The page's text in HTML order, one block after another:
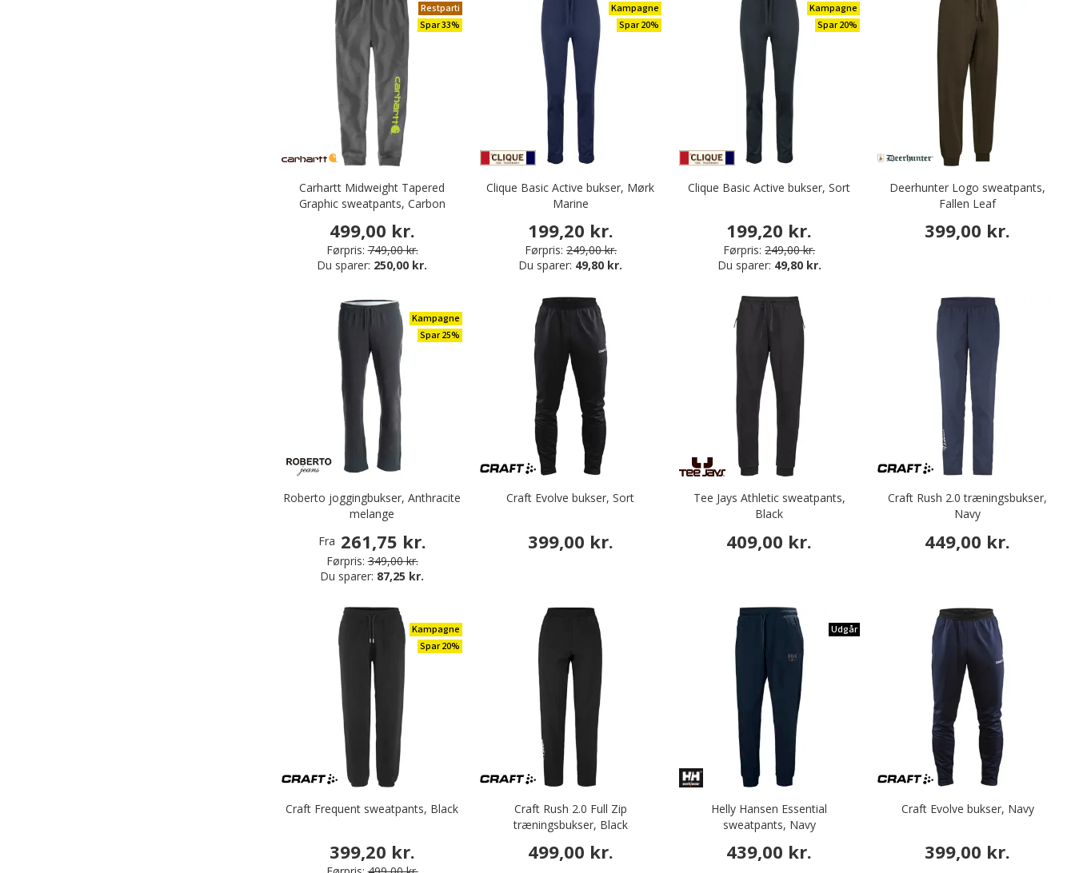
Restparti
Spar 33%
Carhartt Midweight Tapered
Graphic sweatpants, Carbon
499,00 kr.
Førpris: 749,00 kr.
Du sparer: 250,00 kr.
Kampagne
Spar 20%
Clique Basic Active bukser, Mørk
Marine
199,20 kr.
Førpris: 249,00 kr.
Du sparer: 49,80 kr.
Kampagne
Spar 20%
Clique Basic Active bukser, Sort
199,20 kr.
Førpris: 249,00 kr.
Du sparer: 49,80 kr.
Deerhunter Logo sweatpants,
Fallen Leaf
399,00 kr.
Kampagne
Spar 25%
Roberto joggingbukser, Anthracite
melange
Fra 261,75 kr.
Førpris: 349,00 kr.
Du sparer: 87,25 kr.
Craft Evolve bukser, Sort
399,00 kr.
Tee Jays Athletic sweatpants,
Black
409,00 kr.
Craft Rush 2.0 træningsbukser,
Navy
449,00 kr.
Kampagne
Spar 20%
Craft Frequent sweatpants, Black
399,20 kr.
Craft Rush 2.0 Full Zip
træningsbukser, Black
499,00 kr.
Udgår
Helly Hansen Essential
sweatpants, Navy
439,00 kr.
Craft Evolve bukser, Navy
399,00 kr.